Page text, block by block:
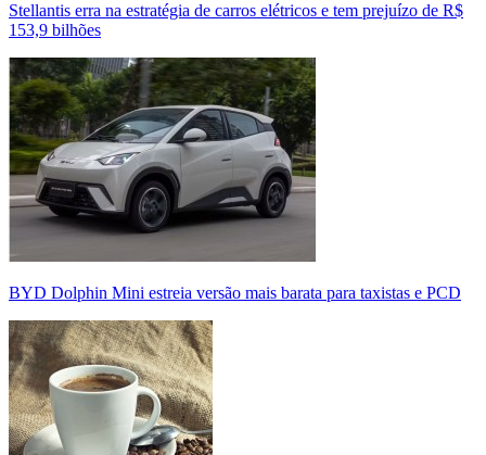
Stellantis erra na estratégia de carros elétricos e tem prejuízo de R$
153,9 bilhões
BYD Dolphin Mini estreia versão mais barata para taxistas e PCD